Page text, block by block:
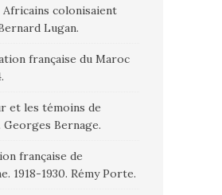
Africains colonisaient
Lugan.
française du Maroc
et les témoins de
Georges Bernage.
française de
1918-1930. Rémy Porte.